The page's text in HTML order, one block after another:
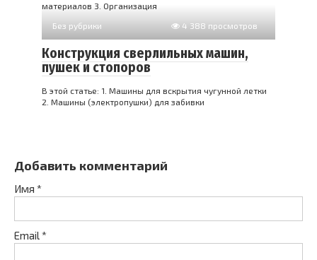
материалов 3. Организация
Без рубрики
4 388 просмотров
Конструкция сверлильных машин,
пушек и стопоров
В этой статье: 1. Машины для вскрытия чугунной летки
2. Машины (электропушки) для забивки
Добавить комментарий
Имя *
Email*